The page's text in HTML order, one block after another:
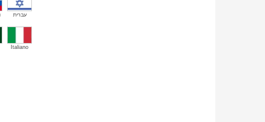
עברית
Italiano